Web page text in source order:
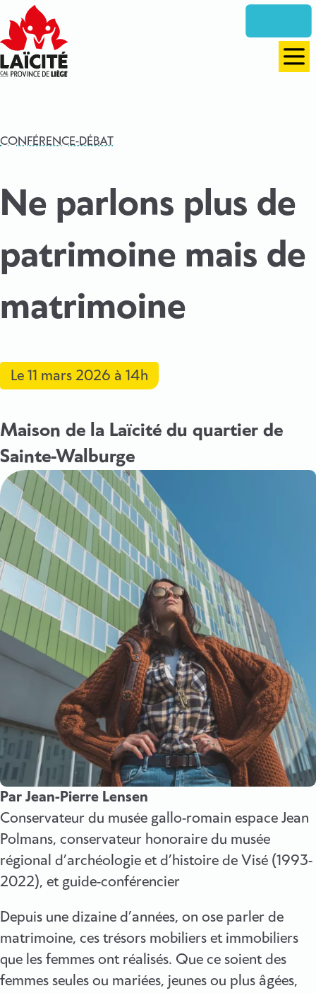
directement
vers
le
contenu
CONFÉRENCE-DÉBAT
Ne parlons plus de
patrimoine mais de
matrimoine
Le 11 mars 2026 à 14h
Maison de la Laïcité du quartier de
Sainte-Walburge
Par Jean-Pierre Lensen
Conservateur du musée gallo-romain espace Jean
Polmans, conservateur honoraire du musée
régional d’archéologie et d’histoire de Visé (1993-
2022), et guide-conférencier
Depuis une dizaine d’années, on ose parler de
matrimoine, ces trésors mobiliers et immobiliers
que les femmes ont réalisés. Que ce soient des
femmes seules ou mariées, jeunes ou plus âgées,